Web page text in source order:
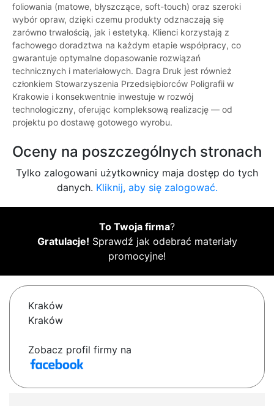
foliowania (matowe, błyszczące, soft-touch) oraz szeroki
wybór opraw, dzięki czemu produkty odznaczają się
zarówno trwałością, jak i estetyką. Klienci korzystają z
fachowego doradztwa na każdym etapie współpracy, co
gwarantuje optymalne dopasowanie rozwiązań
technicznych i materiałowych. Dagra Druk jest również
członkiem Stowarzyszenia Przedsiębiorców Poligrafii w
Krakowie i konsekwentnie inwestuje w rozwój
technologiczny, oferując kompleksową realizację — od
projektu po dostawę gotowego wyrobu.
Oceny na poszczególnych stronach
Tylko zalogowani użytkownicy maja dostęp do tych
danych. Kliknij, aby się zalogować.
To Twoja firma?
Gratulacje! Sprawdź jak odebrać materiały
promocyjne!
Kraków
Kraków
Zobacz profil firmy na